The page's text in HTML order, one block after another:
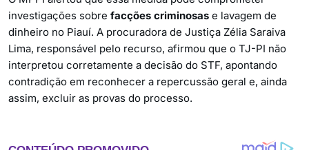
investigações sobre facções criminosas e lavagem de
dinheiro no Piauí. A procuradora de Justiça Zélia Saraiva
Lima, responsável pelo recurso, afirmou que o TJ-PI não
interpretou corretamente a decisão do STF, apontando
contradição em reconhecer a repercussão geral e, ainda
assim, excluir as provas do processo.